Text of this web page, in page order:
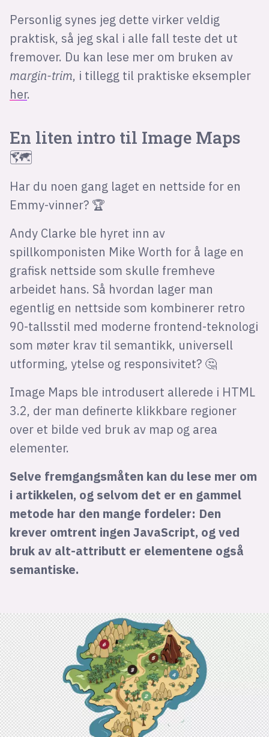
Personlig synes jeg dette virker veldig
praktisk, så jeg skal i alle fall teste det ut
fremover. Du kan lese mer om bruken av
margin-trim, i tillegg til praktiske eksempler
her.
En liten intro til Image Maps
🗺️
Har du noen gang laget en nettside for en
Emmy-vinner? 🏆
Andy Clarke ble hyret inn av
spillkomponisten Mike Worth for å lage en
grafisk nettside som skulle fremheve
arbeidet hans. Så hvordan lager man
egentlig en nettside som kombinerer retro
90-tallsstil med moderne frontend-teknologi
som møter krav til semantikk, universell
utforming, ytelse og responsivitet? 🤔
Image Maps ble introdusert allerede i HTML
3.2, der man definerte klikkbare regioner
over et bilde ved bruk av map og area
elementer.
Selve fremgangsmåten kan du lese mer om
i artikkelen, og selvom det er en gammel
metode har den mange fordeler: Den
krever omtrent ingen JavaScript, og ved
bruk av alt-attributt er elementene også
semantiske.